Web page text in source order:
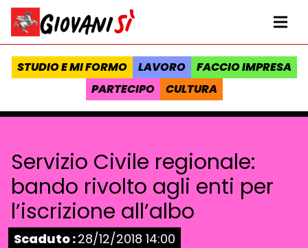
Vai al contenuto
Homepage Giovanisì - Progetto della Regione Toscana
STUDIO E MI FORMO LAVORO
FACCIO IMPRESA
PARTECIPO
CULTURA
Servizio Civile regionale:
bando rivolto agli enti per
l’iscrizione all’albo
Stato:
Scaduto :28/12/2018 14:00